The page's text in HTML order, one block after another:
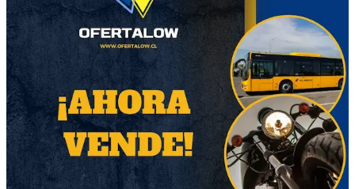
Casata de 1 lt.
$1800
Región Metropolitana
Nova clasica
$8000
Región Metropolitana